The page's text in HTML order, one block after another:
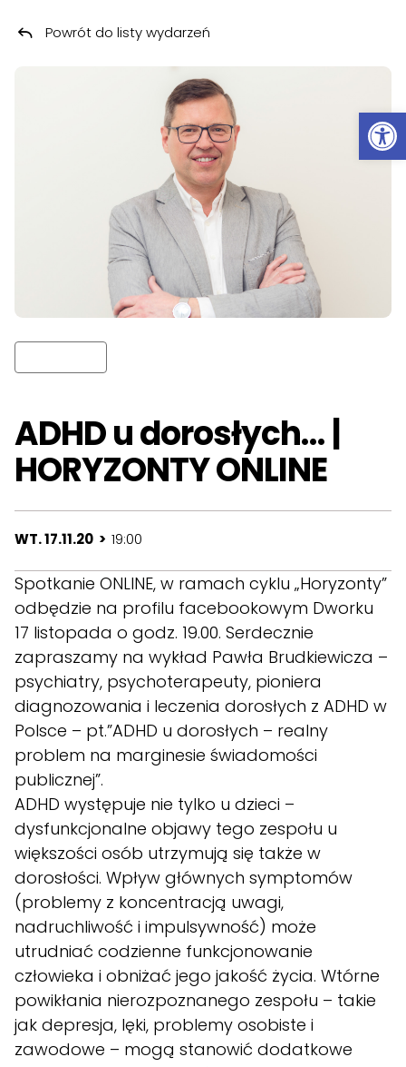
ADHD u dorosłych… |
HORYZONTY ONLINE
WT. 17.11.20 > 19:00
Powrót do listy wydarzeń
Spotkanie ONLINE, w ramach cyklu „Horyzonty”
odbędzie na profilu facebookowym Dworku
17 listopada o godz. 19.00. Serdecznie
zapraszamy na wykład Pawła Brudkiewicza –
psychiatry, psychoterapeuty, pioniera
diagnozowania i leczenia dorosłych z ADHD w
Polsce – pt.”ADHD u dorosłych – realny
problem na marginesie świadomości
publicznej”.
ADHD występuje nie tylko u dzieci –
dysfunkcjonalne objawy tego zespołu u
większości osób utrzymują się także w
dorosłości. Wpływ głównych symptomów
(problemy z koncentracją uwagi,
nadruchliwość i impulsywność) może
utrudniać codzienne funkcjonowanie
człowieka i obniżać jego jakość życia. Wtórne
powikłania nierozpoznanego zespołu – takie
jak depresja, lęki, problemy osobiste i
zawodowe – mogą stanowić dodatkowe